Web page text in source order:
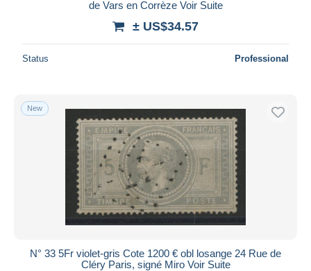
de Vars en Corrèze Voir Suite
± US$34.57
Status Professional
New
N° 33 5Fr violet-gris Cote 1200 € obl losange 24 Rue de
Cléry Paris, signé Miro Voir Suite